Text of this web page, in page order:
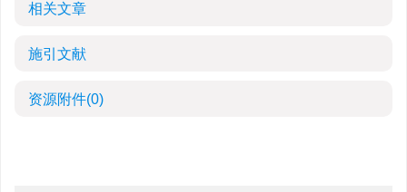
相关文章
施引文献
资源附件(0)